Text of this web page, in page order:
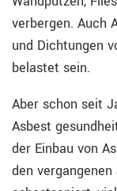
verbergen. Auch
und Dichtungen
belastet sein.
Aber schon seit
Asbest
der Einbau von
den